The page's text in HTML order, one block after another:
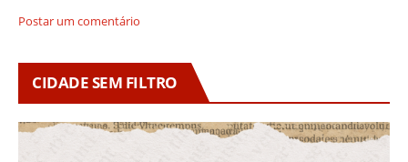
Postar um comentário
CIDADE SEM FILTRO